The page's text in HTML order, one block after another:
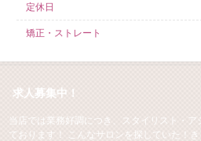
定休日
矯正・ストレート
求人募集中！
当店では業務好調につき、スタイリスト・ア
ております！ こんなサロンを探していた！